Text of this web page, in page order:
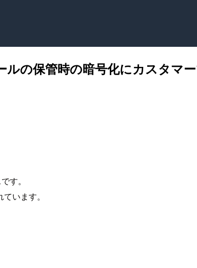
の保管時の暗号化にカスタマ
す。
います。